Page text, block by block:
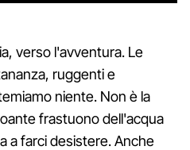
verso l'avventura. Le
ruggenti e
niente. Non è la
frastuono dell'acqua
a farci desistere. Anche